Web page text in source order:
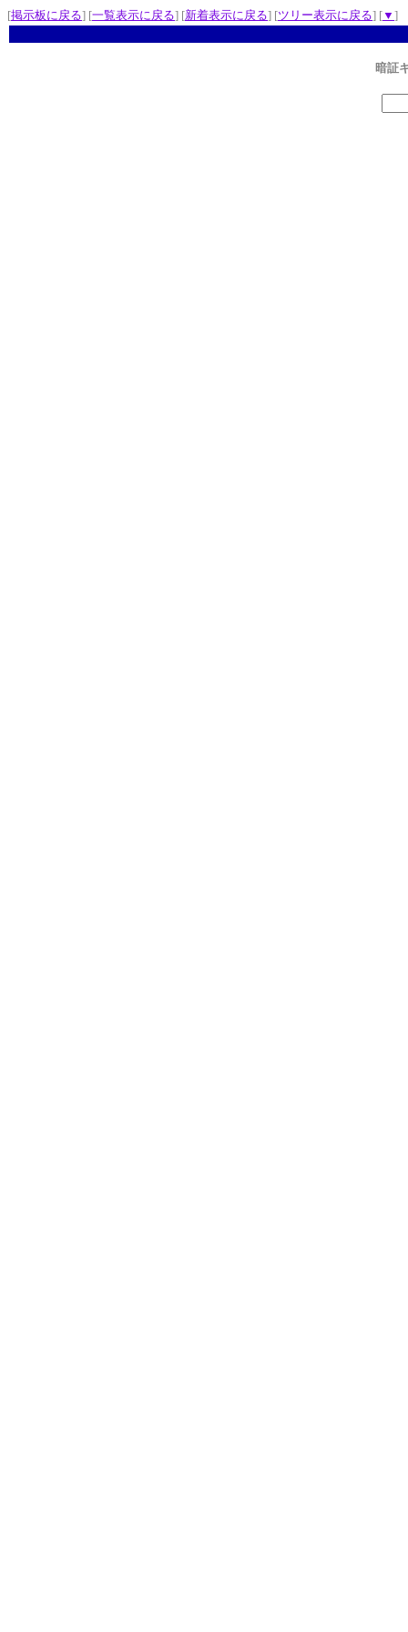
[掲示板に戻る] [一覧表示に戻る] [新着表示に戻る] [ツリー表示に戻る] [▼ ]
暗証